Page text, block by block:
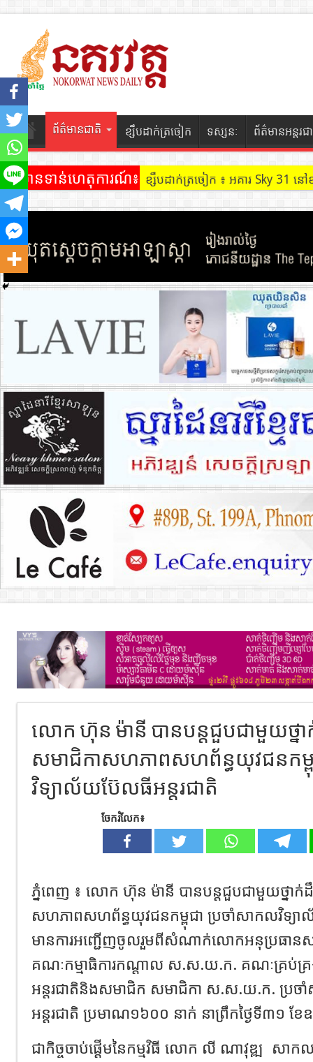
ព័ត៌មានជាតិ ខ្សឹបដាក់ត្រចៀក ទស្សនៈ ព័ត៌មានអន្តរជ
ព័ត៌មានទាន់ហេតុការណ៍៖ ខ្សឹបដាក់ត្រចៀក ៖ អគារ Sky 31
ខ្សឹបដាក់ត្រចៀក ៖ ដល់ករ ! ឈ្មួញដឹក
លោក ហ៊ុន ម៉ានី បានបន្តជួបជាមួយថ្ន
សមាជិកាសហភាពសហព័ន្ធយុវជនកម្
វិទ្យាល័យប៊ែលធីអន្តរជាតិ
ចែករំលែក៖
ភ្នំពេញ ៖ លោក ហ៊ុន ម៉ានី បានបន្តជួបជាមួយថ្នា
សហភាពសហព័ន្ធយុវជនកម្ពុជា ប្រចាំសាកលវិទ្យ
មានការអញ្ជើញចូលរួមពីសំណាក់លោកអនុប្រធាន
គណៈកម្មាធិការកណ្តាល ស.ស.យ.ក. គណៈគ្រប់
អន្តរជាតិ​និងសមាជិក​ សមាជិកា ស.ស.យ.ក. ប្រច
អន្តរជាតិ ប្រមាណ១៦០០ នាក់ នាព្រឹកថ្ងៃទី៣១ ខ
ជាកិច្ចចាប់ផ្ដើមនៃកម្មវិធី លោក លី ណាវុឌ្ឍ
សាកល